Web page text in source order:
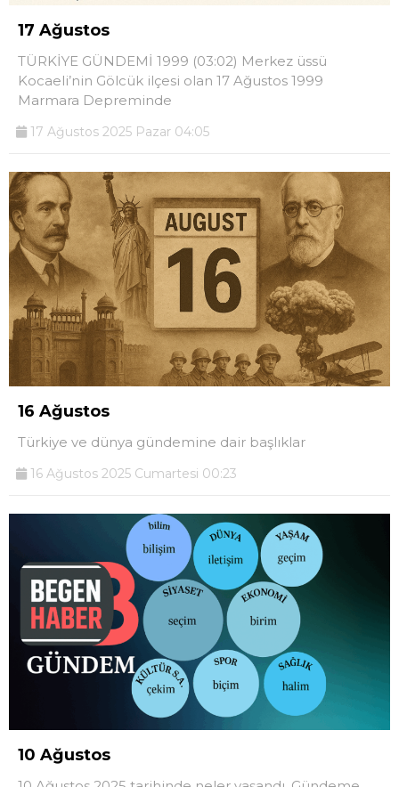
17 Ağustos
TÜRKİYE GÜNDEMİ 1999 (03:02) Merkez üssü
Kocaeli’nin Gölcük ilçesi olan 17 Ağustos 1999
Marmara Depreminde
17 Ağustos 2025 Pazar 04:05
16 Ağustos
Türkiye ve dünya gündemine dair başlıklar
16 Ağustos 2025 Cumartesi 00:23
10 Ağustos